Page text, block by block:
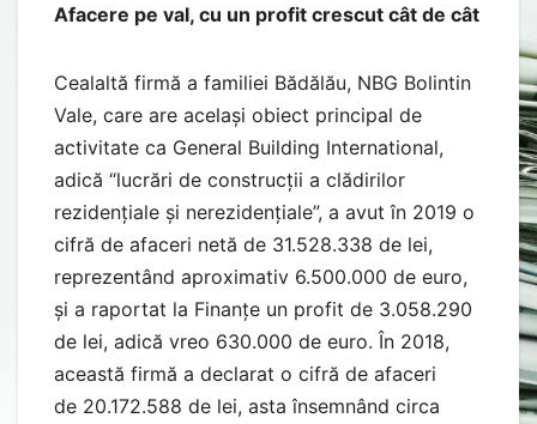
Afacere pe val, cu un profit crescut cât de cât
Cealaltă firmă a familiei Bădălău, NBG Bolintin
Vale, care are același obiect principal de
activitate ca General Building International,
adică “lucrări de construcții a clădirilor
rezidențiale și nerezidențiale”, a avut în 2019 o
cifră de afaceri netă de 31.528.338 de lei,
reprezentând aproximativ 6.500.000 de euro,
și a raportat la Finanțe un profit de 3.058.290
de lei, adică vreo 630.000 de euro. În 2018,
această firmă a declarat o cifră de afaceri
de 20.172.588 de lei, asta însemnând circa